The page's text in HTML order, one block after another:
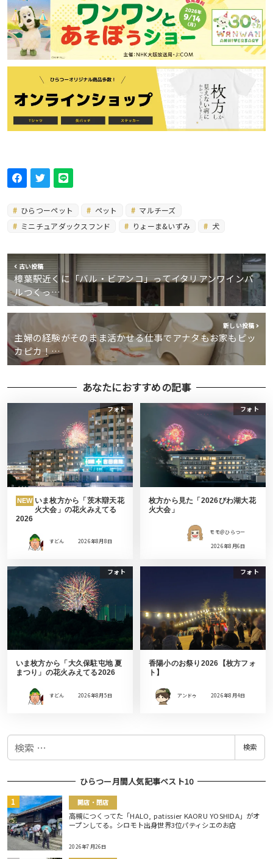
ひらつーペット ペット
マルチーズ
ミニチュアダックスフンド
りょーま&いずみ 犬
古い投稿
樟葉駅近くに「バル・ビアンコ」ってイタリアンワインバ
ルつくっ…
新しい投稿
主婦の経験がそのまま活かせる仕事でアナタもお家もピッ
カピカ！…
あなたにおすすめの記事
フォト
NEW いま枚方から「茨木辯天花
火大会」の花火みえてる
2026
すどん 2026年8月8日
フォト
枚方から見た「2026びわ湖大花
火大会」
モモ＠ひらつー
2026年8月6日
フォト
いま枚方から「大久保駐屯地 夏
まつり」の花火みえてる2026
すどん 2026年8月5日
フォト
香陽小のお祭り2026【枚方フォ
ト】
アンドゥ 2026年8月4日
検
検索
ひらつー月間人気記事ベスト10
開店・閉店
高槻につくってた「HALO, patissier KAORU YOSHIDA」がオ
ープンしてる。シロモト出身世界3位パティシエのお店
2026年7月26日